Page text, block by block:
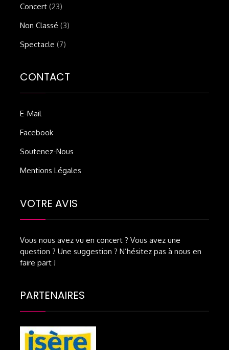
Concert(23)
Non Classé (3)
Spectacle (7)
CONTACT
E-Mail
Facebook
Soutenez-Nous
Mentions Légales
VOTRE AVIS
Vous nous avez vu en concert ? Vous avez une
question ? Une suggestion ? N’hésitez pas à nous en
faire part !
PARTENAIRES